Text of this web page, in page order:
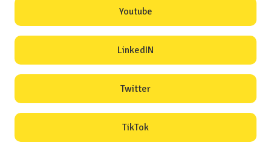
Youtube
LinkedIN
Twitter
TikTok